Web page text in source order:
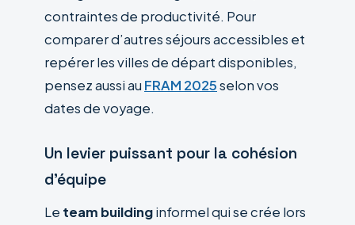
contraintes de productivité. Pour
comparer d’autres séjours accessibles et
repérer les villes de départ disponibles,
pensez aussi au FRAM 2025selon vos
dates de voyage.
Un levier puissant pour la cohésion
d’équipe
Le team buildinginformel qui se crée lors